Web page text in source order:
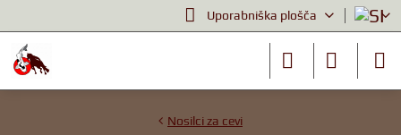
Uporabniška plošča
Nosilci za cevi